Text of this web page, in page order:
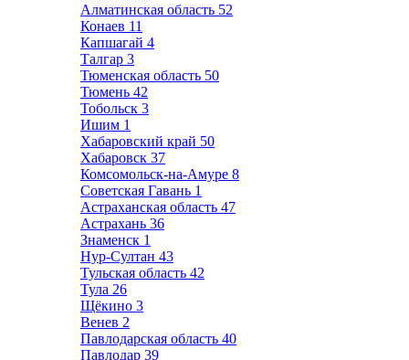
Алматинская область 52
Конаев 11
Капшагай 4
Талгар 3
Тюменская область 50
Тюмень 42
Тобольск 3
Ишим 1
Хабаровский край 50
Хабаровск 37
Комсомольск-на-Амуре 8
Советская Гавань 1
Астраханская область 47
Астрахань 36
Знаменск 1
Нур-Султан 43
Тульская область 42
Тула 26
Щёкино 3
Венев 2
Павлодарская область 40
Павлодар 39